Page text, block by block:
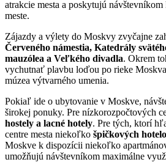
atrakcie mesta a poskytujú
meste.
Zájazdy a výlety do Moskvy zvyčajne
Červeného námestia, Katedrály
mauzólea a Veľkého divadla. Okrem
vychutnať plavbu loďou po rieke
múzea výtvarného umenia.
Pokiaľ ide o ubytovanie v Moskve,
širokej ponuky. Pre nízkorozpočtových
hostely a lacné hotely. Pre tých, ktorí
centre mesta niekoľko špičkových
Moskve k dispozícii niekoľko
umožňujú návštevníkom maximálne